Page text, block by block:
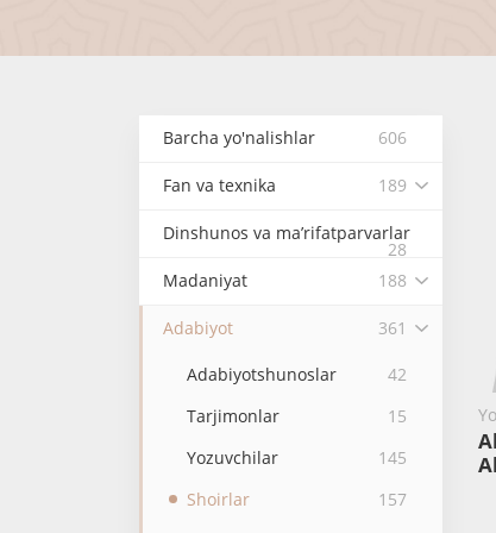
Barcha yo'nalishlar 606
Fan va texnika 189
Dinshunos va ma’rifatparvarlar
28
Madaniyat
188
Adabiyot 361
Adabiyotshunoslar
42
Tarjimonlar
15
Yozuvchilar
145
Shoirlar
157